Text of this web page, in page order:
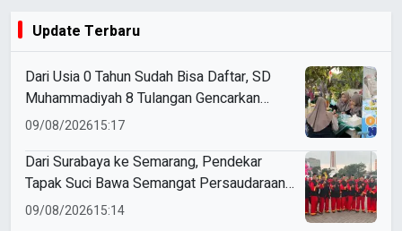
Update Terbaru
Dari Usia 0 Tahun Sudah Bisa Daftar, SD
Muhammadiyah 8 Tulangan Gencarkan
SPMB
09/08/202615:17
Dari Surabaya ke Semarang, Pendekar
Tapak Suci Bawa Semangat Persaudaraan
di Muktamar XVI
09/08/202615:14